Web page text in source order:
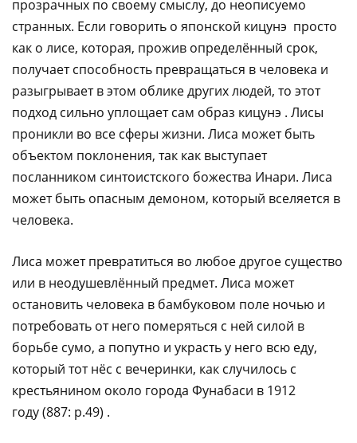
прозрачных по своему смыслу, до неописуемо
странных. Если говорить о японской кицунэ просто
как о лисе, которая, прожив определённый срок,
получает способность превращаться в человека и
разыгрывает в этом облике других людей, то этот
подход сильно уплощает сам образ кицунэ . Лисы
проникли во все сферы жизни. Лиса может быть
объектом поклонения, так как выступает
посланником синтоистского божества Инари. Лиса
может быть опасным демоном, который вселяется в
человека.
Лиса может превратиться во любое другое существо
или в неодушевлённый предмет. Лиса может
остановить человека в бамбуковом поле ночью и
потребовать от него померяться с ней силой в
борьбе сумо, а попутно и украсть у него всю еду,
который тот нёс с вечеринки, как случилось с
крестьянином около города Фунабаси в 1912
году (887: p.49) .